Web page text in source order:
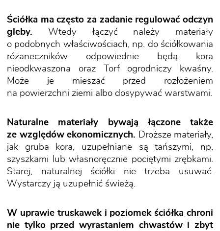
Ściółka ma często za zadanie regulować odczyn
gleby. Wtedy łączyć należy materiały
o podobnych właściwościach, np. do ściółkowania
różaneczników odpowiednie będą kora
nieodkwaszona oraz Torf ogrodniczy kwaśny.
Może je mieszać przed rozłożeniem
na powierzchni ziemi albo dosypywać warstwami.
Naturalne materiały bywają łączone także
ze względów ekonomicznych. Droższe materiały,
jak gruba kora, uzupełniane są tańszymi, np.
szyszkami lub własnoręcznie pociętymi zrębkami.
Starej, naturalnej ściółki nie trzeba usuwać.
Wystarczy ją uzupełnić świeżą.
W uprawie truskawek i poziomek ściółka chroni
nie tylko przed wyrastaniem chwastów i zbyt